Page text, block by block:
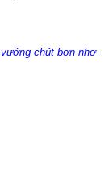
vướng chút bợn nhơ